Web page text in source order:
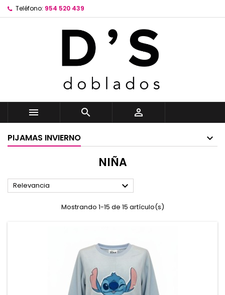
Teléfono: 954 520 439
  
PIJAMAS INVIERNO
NIÑA
Relevancia 
Mostrando 1-15 de 15 artículo(s)